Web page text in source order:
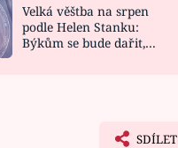
Velká věštba na srpen
podle Helen Stanku:
Býkům se bude dařit,
SDÍLET